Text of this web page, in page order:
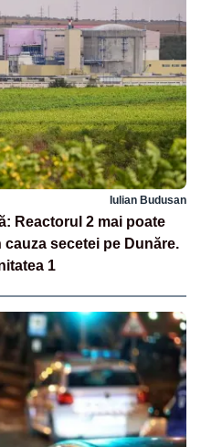
Iulian Budusan
Reactorul 2 mai poate
secetei pe Dunăre.
1